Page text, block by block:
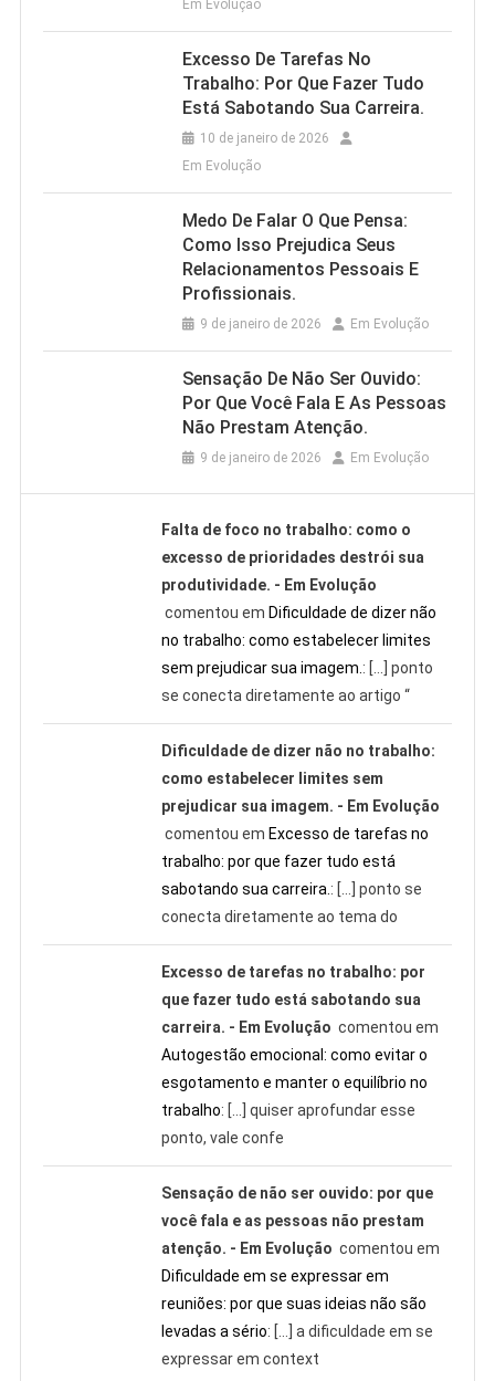
Em Evolução
Excesso De Tarefas No
Trabalho: Por Que Fazer Tudo
Está Sabotando Sua Carreira.
10 de janeiro de 2026
Em Evolução
Medo De Falar O Que Pensa:
Como Isso Prejudica Seus
Relacionamentos Pessoais E
Profissionais.
9 de janeiro de 2026 Em Evolução
Sensação De Não Ser Ouvido:
Por Que Você Fala E As Pessoas
Não Prestam Atenção.
9 de janeiro de 2026 Em Evolução
Falta de foco no trabalho: como o
excesso de prioridades destrói sua
produtividade. - Em Evolução
comentou em Dificuldade de dizer não
no trabalho: como estabelecer limites
sem prejudicar sua imagem. : […] ponto
se conecta diretamente ao artigo “
Dificuldade de dizer não no trabalho:
como estabelecer limites sem
prejudicar sua imagem. - Em Evolução
comentou em Excesso de tarefas no
trabalho: por que fazer tudo está
sabotando sua carreira. : […] ponto se
conecta diretamente ao tema do
Excesso de tarefas no trabalho: por
que fazer tudo está sabotando sua
carreira. - Em Evolução comentou em
Autogestão emocional: como evitar o
esgotamento e manter o equilíbrio no
trabalho: […] quiser aprofundar esse
ponto, vale confe
Sensação de não ser ouvido: por que
você fala e as pessoas não prestam
atenção. - Em Evolução comentou em
Dificuldade em se expressar em
reuniões: por que suas ideias não são
levadas a sério: […] a dificuldade em se
expressar em context